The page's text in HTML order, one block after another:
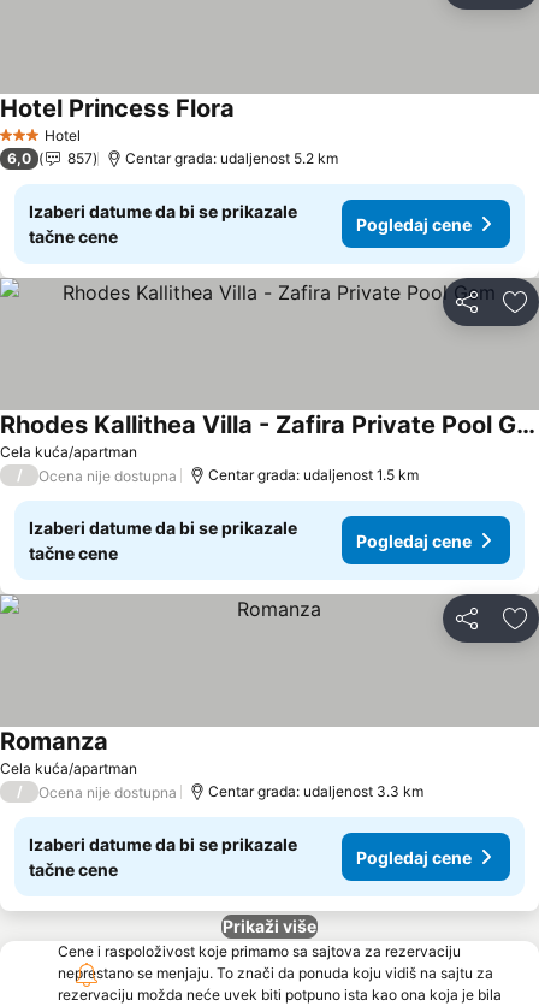
3 Zvezdice
Hotel
Hotel Princess Flora
6,0 857 Centar grada: udaljenost 5.2 km
Izaberi datume da bi se prikazale
tačne cene
Pogledaj cene
Deli
Cela kuća/apartman
Rhodes Kallithea Villa - Zafira Private Pool Gem
Pogledaj cene
/ Ocena nije dostupna Centar grada: udaljenost 1.5 km
Izaberi datume da bi se prikazale
tačne cene
Pogledaj cene
Deli
Cela kuća/apartman
Romanza
/ Ocena nije dostupna Centar grada: udaljenost 3.3 km
Izaberi datume da bi se prikazale
tačne cene
Pogledaj cene
Prikaži više
Cene i raspoloživost koje primamo sa sajtova za rezervaciju
neprestano se menjaju. To znači da ponuda koju vidiš na sajtu za
rezervaciju možda neće uvek biti potpuno ista kao ona koja je bila